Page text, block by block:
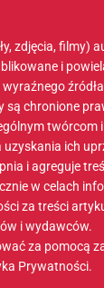
zdjęcia, filmy)
i
są chronione
twórcom
ich
i agreguje
w celach
za treści
i wydawców.
za pomocą
Prywatności.